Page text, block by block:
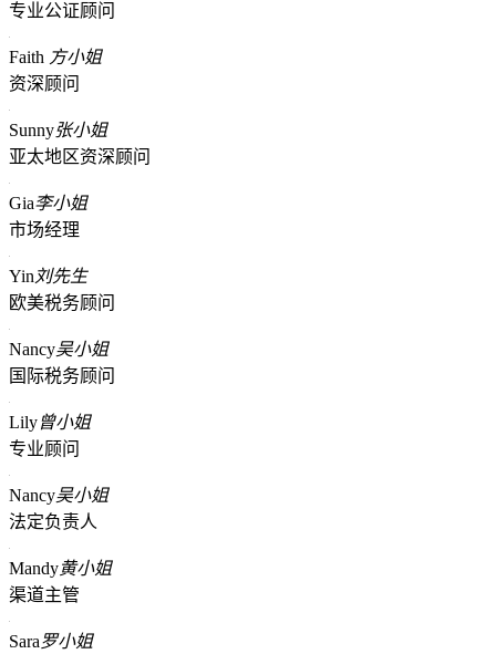
专业公证顾问
Faith 方小姐
资深顾问
Sunny张小姐
亚太地区资深顾问
Gia李小姐
市场经理
Yin 刘先生
欧美税务顾问
Nancy吴小姐
国际税务顾问
Lily曾小姐
专业顾问
Nancy吴小姐
法定负责人
Mandy黄小姐
渠道主管
Sara罗小姐